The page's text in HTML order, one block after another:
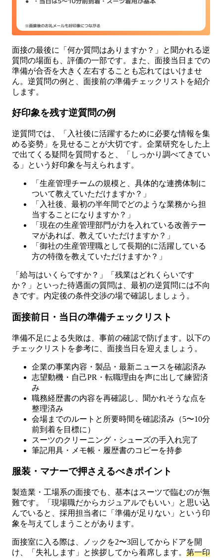
面接の最後に「何か質問はありますか？」と聞かれる逆
質問の場面も、評価の一部です。また、面接当日までの
準備が合否を大きく左右することも忘れてはいけませ
ん。逆質問の例と、面接前の準備チェックリストを紹介
します。
好印象を残す逆質問の例
逆質問では、「入社後に活躍するために必要な情報を集
める姿勢」を見せることが大切です。企業研究をした上
で出てくる疑問を質問すると、「しっかり調べてきてい
る」という好印象を与えられます。
「生産管理チームの規模と、具体的な連携体制に
ついて教えていただけますか？」
「入社後、最初の半年間でどのような業務から担
当することになりますか？」
「現在の生産管理部門が力を入れている改善テー
マがあれば、教えていただけますか？」
「御社の生産管理職として長期的に活躍している
方の特徴を教えていただけますか？」
「給与はいくらですか？」「残業はどれくらいです
か？」といった待遇面の質問は、最初の逆質問には不向
きです。内定後の条件交渉の場で確認しましょう。
面接前日・当日の準備チェックリスト
準備不足による失敗は、事前の確認で防げます。以下の
チェックリストを参考に、面接当日を迎えましょう。
企業の事業内容・製品・最新ニュースを確認済み
志望動機・自己PR・転職理由を声に出して練習済
み
職務経歴書の内容を再確認し、聞かれそうな点を
整理済み
会場までのルートと所要時間を確認済み（5〜10分
前到着を目標に）
スーツのクリーニング・シューズの手入れ完了
筆記用具・メモ帳・履歴書のコピーを持参
服装・マナーで押さえるべきポイント
製造業・工場系の面接でも、基本はスーツで臨むのが無
難です。「現場職だからカジュアルでもいい」と思い込
んでいると、採用担当者に「準備が足りない」という印
象を与えてしまうことがあります。
面接室に入る際は、ノックを2〜3回してからドアを開
け、「失礼します」と挨拶してから着席します。 第一印